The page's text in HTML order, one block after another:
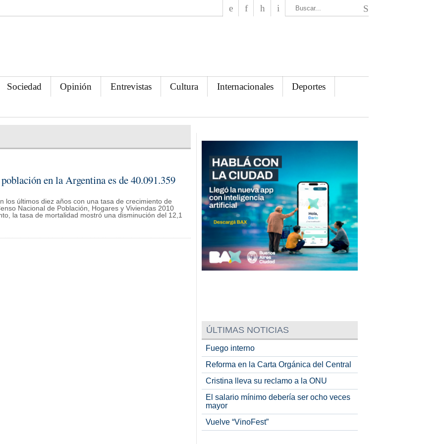
Sociedad Opinión Entrevistas Cultura Internacionales
Deportes
en la Argentina es de 40.091.359
los últimos diez años con una tasa de crecimiento de
Nacional de Población, Hogares y Viviendas 2010
la tasa de mortalidad mostró una disminución del 12,1
ÚLTIMAS NOTICIAS
Fuego interno
Reforma en la Carta Orgánica del Central
Cristina lleva su reclamo a la ONU
El salario mínimo debería ser ocho veces
mayor
Vuelve “VinoFest”